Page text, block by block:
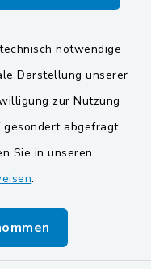
notwendige
Darstellung unserer
zur Nutzung
abgefragt.
Sie in unseren
.